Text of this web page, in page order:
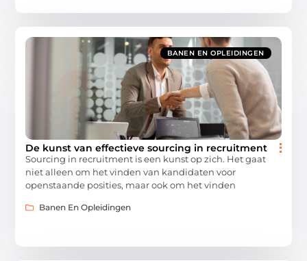
BANEN EN OPLEIDINGEN
De kunst van effectieve sourcing in recruitment
Sourcing in recruitment is een kunst op zich. Het gaat
niet alleen om het vinden van kandidaten voor
openstaande posities, maar ook om het vinden
Banen En Opleidingen